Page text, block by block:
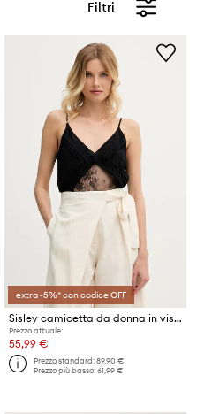
Filtri
extra -5%* con codice OFF
Sisley camicetta da donna in viscosa
Prezzo attuale:
55,99 €
Prezzo standard:89,90 €
Prezzo più basso:61,99 €